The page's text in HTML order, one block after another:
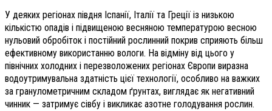
У деяких регіонах півдня Іспанії, Італії та Греції із низькою
кількістю опадів і підвищеною весняною температурою весною
нульовий обробіток і постійний рослинний покрив сприяють більш
ефективному використанню вологи. На відміну від цього у
північних холодних і перезволожених регіонах Європи виразна
водоутримувальна здатність цієї технології, особливо на важких
за гранулометричним складом ґрунтах, виглядає як негативний
чинник — затримує сівбу і викликає азотне голодування рослин.